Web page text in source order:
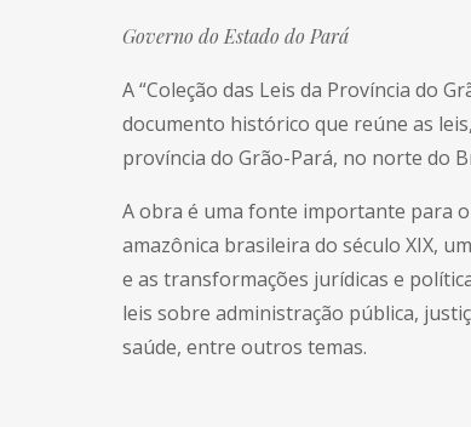
Governo do Estado do Pará
A “Coleção das Leis da Província do
documento histórico que reúne as
província do Grão-Pará, no norte do
A obra é uma fonte importante para
amazônica brasileira do século XIX,
e as transformações jurídicas e
leis sobre administração pública,
saúde, entre outros temas.